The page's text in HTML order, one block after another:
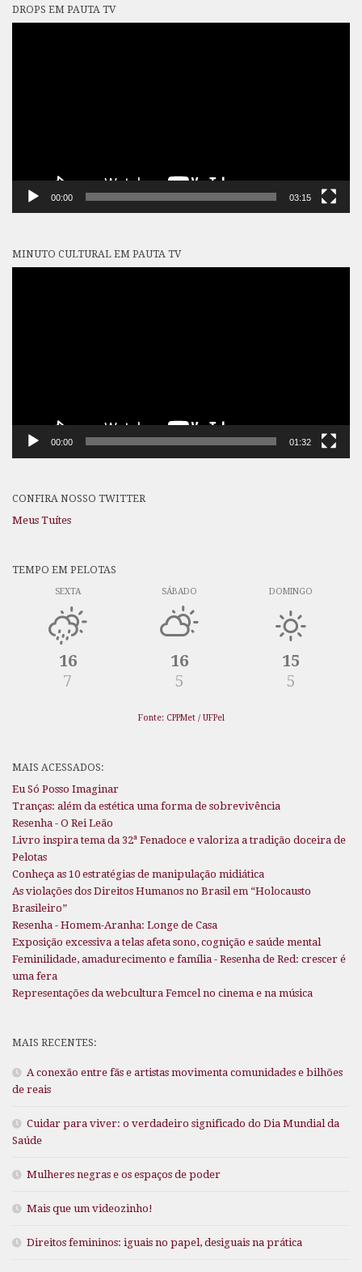
DROPS EM PAUTA TV
00:00 03:15
MINUTO CULTURAL EM PAUTA TV
00:00 01:32
CONFIRA NOSSO TWITTER
Meus Tuítes
TEMPO EM PELOTAS
SEXTA
16
7
SÁBADO
16
5
DOMINGO
15
5
Fonte: CPPMet / UFPel
MAIS ACESSADOS:
Eu Só Posso Imaginar
Tranças: além da estética uma forma de sobrevivência
Resenha - O Rei Leão
Livro inspira tema da 32ª Fenadoce e valoriza a tradição doceira de
Pelotas
Conheça as 10 estratégias de manipulação midiática
As violações dos Direitos Humanos no Brasil em “Holocausto
Brasileiro”
Resenha - Homem-Aranha: Longe de Casa
Exposição excessiva a telas afeta sono, cognição e saúde mental
Feminilidade, amadurecimento e família - Resenha de Red: crescer é
uma fera
Representações da webcultura Femcel no cinema e na música
MAIS RECENTES:
A conexão entre fãs e artistas movimenta comunidades e bilhões
de reais
Cuidar para viver: o verdadeiro significado do Dia Mundial da
Saúde
Mulheres negras e os espaços de poder
Mais que um videozinho!
Direitos femininos: iguais no papel, desiguais na prática